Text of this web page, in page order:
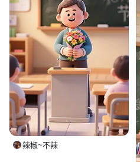
辣椒~不辣